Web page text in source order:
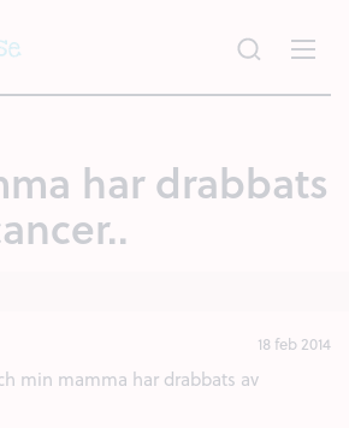
har drabbats
18 feb 2014
min mamma har drabbats av